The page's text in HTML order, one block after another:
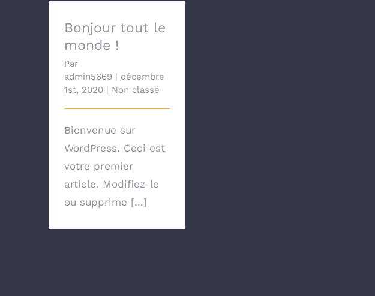
Bonjour tout le
monde !
Par
admin5669 | décembre
1st, 2020 | Non classé
Bienvenue sur
WordPress. Ceci est
votre premier
article. Modifiez-le
ou supprime [...]